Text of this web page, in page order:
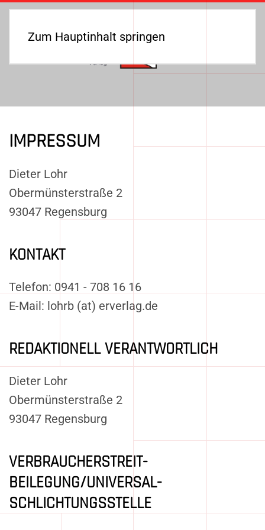
Zum Hauptinhalt springen
IMPRESSUM
Dieter Lohr
Obermünsterstraße 2
93047 Regensburg
KONTAKT
Telefon: 0941 - 708 16 16
E-Mail: lohrb (at) erverlag.de
REDAKTIONELL VERANTWORTLICH
Dieter Lohr
Obermünsterstraße 2
93047 Regensburg
VERBRAUCHER­STREIT­
BEILEGUNG/UNIVERSAL­
SCHLICHTUNGS­STELLE